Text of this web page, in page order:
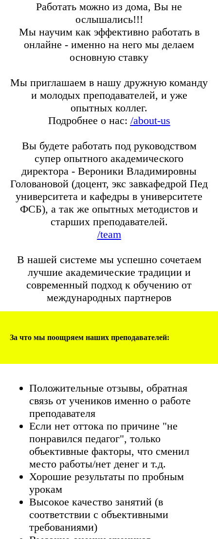
Работать можно из дома, Вы не
ослышались!!!
Мы научим как эффективно работать в
онлайне - именно на него мы делаем
основную ставку
Мы приглашаем в нашу дружную команду
и молодых преподавателей, и уже
опытных коллег.
Подробнее о нас: /about-us
Вы будете работать под руководством
супер опытного академического
директора - Вероники Владимировны
Головановой (доцент, экс завкафедрой Пед
университета и кафедры в университете
ФСБ), а так же опытных методистов и
старших преподавателей.
/team
В нашей системе мы успешно сочетаем
лучшие академические традиции и
современный подход к обучению от
международных партнеров
За что мы поощряем наших преподавателей:
Положительные отзывы, обратная
связь от учеников именно о работе
преподавателя
Если нет оттока по причине "не
понравился педагог", только
объективные факторы, что сменил
место работы/нет денег и т.д.
Хорошие результаты по пробным
урокам
Высокое качество занятий (в
соответствии с объективными
требованиями)